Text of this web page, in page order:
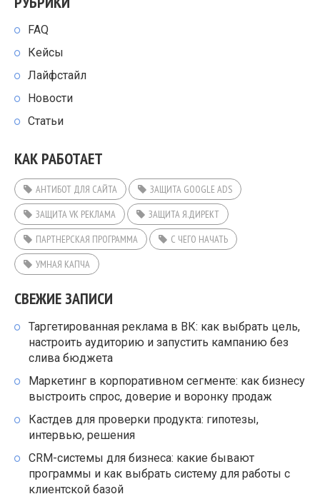
FAQ
Кейсы
Лайфстайл
Новости
Статьи
КАК РАБОТАЕТ
АНТИБОТ ДЛЯ САЙТА
ЗАЩИТА GOOGLE ADS
ЗАЩИТА VK РЕКЛАМА
ЗАЩИТА Я.ДИРЕКТ
ПАРТНЕРСКАЯ ПРОГРАММА
С ЧЕГО НАЧАТЬ
УМНАЯ КАПЧА
СВЕЖИЕ ЗАПИСИ
Таргетированная реклама в ВК: как выбрать цель,
настроить аудиторию и запустить кампанию без
слива бюджета
Маркетинг в корпоративном сегменте: как бизнесу
выстроить спрос, доверие и воронку продаж
Кастдев для проверки продукта: гипотезы,
интервью, решения
CRM-системы для бизнеса: какие бывают
программы и как выбрать систему для работы с
клиентской базой